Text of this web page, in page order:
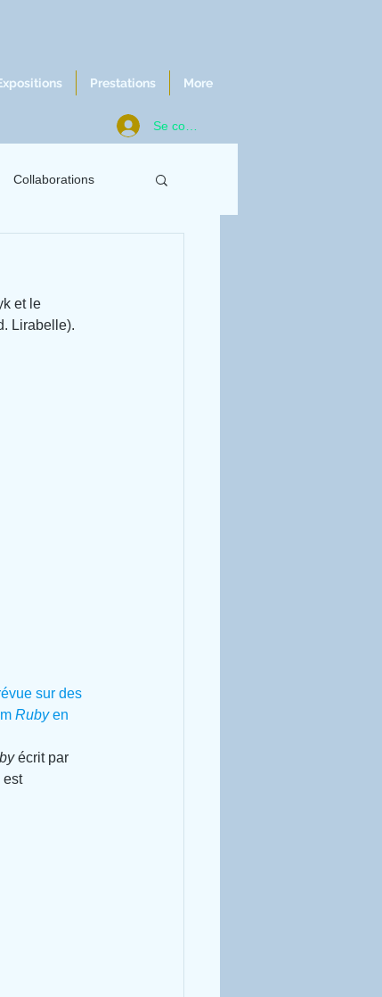
Prestations More
Se connecter
Collaborations
et le
Lirabelle).
sur des
Ruby en
écrit par
est